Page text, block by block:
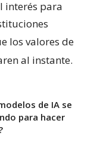
interés para
los valores de
al instante.
de IA se
para hacer